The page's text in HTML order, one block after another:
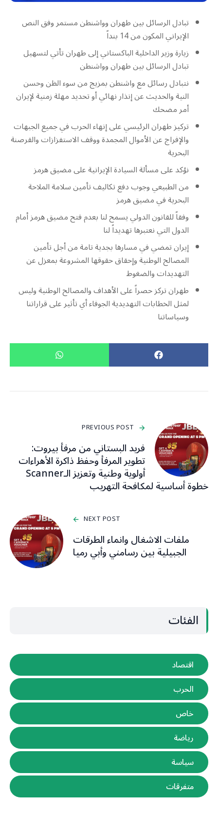
تبادل الرسائل بين طهران وواشنطن مستمر وفق النص
الإيراني المكون من 14 بنداً
زيارة وزير الداخلية الباكستاني إلى طهران تأتي لتسهيل
تبادل الرسائل بين طهران وواشنطن
نتبادل رسائل مع واشنطن بمزيج من سوء الظن وحسن
النية والحديث عن إنذار نهائي أو تحديد مهلة زمنية لإيران
أمر مضحك
تركيز طهران الرئيسي على إنهاء الحرب في جميع الجبهات
والإفراج عن الأموال المجمدة ووقف الاستفزازات والقرصنة
البحرية
نؤكد على مسألة السيادة الإيرانية على مضيق هرمز
من الطبيعي وجوب دفع تكاليف تأمين سلامة الملاحة
البحرية في مضيق هرمز
وفقاً للقانون الدولي يسمح لنا بعدم فتح مضيق هرمز أمام
الدول التي نعتبرها تهديداً لنا
إيران تمضي في مسارها بجدية تامة من أجل تأمين
المصالح الوطنية وإحقاق حقوقها المشروعة بمعزل عن
التهديدات والضغوط
طهران تركز حصراً على الأهداف والمصالح الوطنية وليس
لمثل الخطابات التهديدية الجوفاء أي تأثير على قراراتنا
وسياساتنا
PREVIOUS POST
فريد البستاني من مرفأ بيروت:
تطوير المرفأ وحفظ ذاكرة الأهراءات
أولوية وطنية وتعزيز الـScanner
خطوة أساسية لمكافحة التهريب
NEXT POST
ملفات الاشغال وانماء الطرقات
الجبيلية بين رسامني وأبي رميا
الفئات
اقتصاد
الحرب
خاص
رياضة
سياسة
متفرقات